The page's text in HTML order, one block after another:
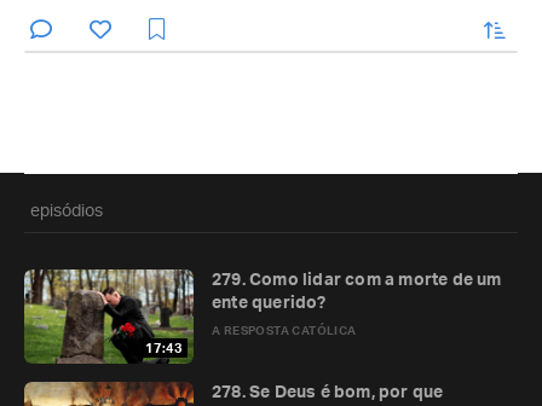
enviar
episódios
17:43
A RESPOSTA CATÓLICA
279. Como lidar com a morte de um
ente querido?
278. Se Deus é bom, por que